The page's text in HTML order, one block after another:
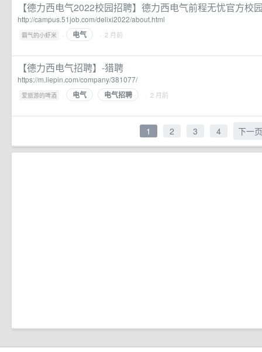
【德力西电气2022校园招聘】德力西电气前程无忧官方校
http://campus.51job.com/delixi2022/about.html
霸气的小虾米 · 电气 · 2 月前
【德力西电气招聘】-猎聘
https://m.liepin.com/company/381077/
爱旅游的啤酒 · 电气 电气招聘 · 2 月前
1 2 3 4 下一页